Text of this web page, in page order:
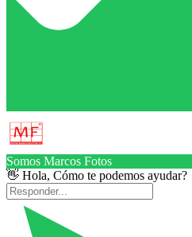
Somos Marcos Fotos
👋 Hola, Cómo te podemos ayudar?